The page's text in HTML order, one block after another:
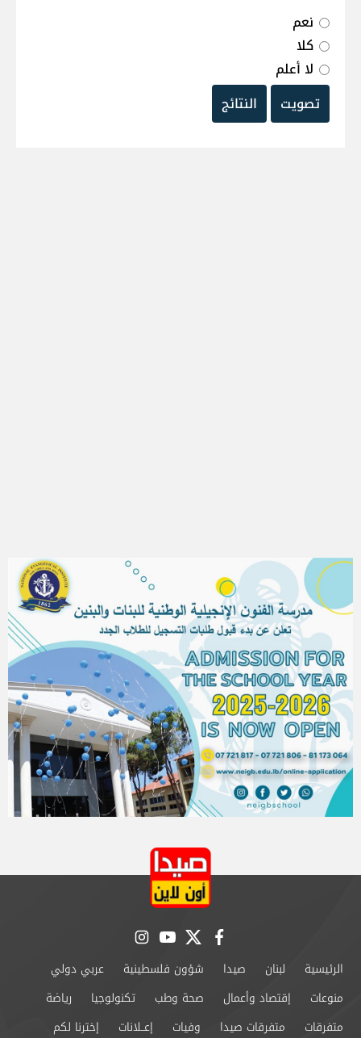
نعم
كلا
لا أعلم
تصويت
النتائج
facebook
twitter
youtube
instagram
الرئيسية لبنان صيدا شؤون فلسطينية
عربي دولي
منوعات
إقتصاد وأعمال صحة وطب تكنولوجيا
رياضة
متفرقات
متفرقات صيدا وفيات إعــلانات إخترنا لكم